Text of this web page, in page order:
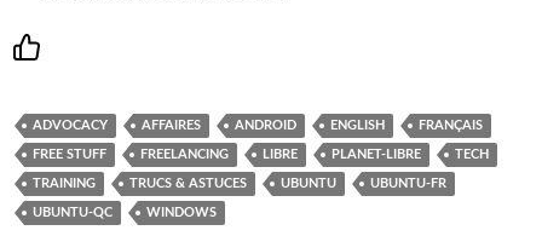
ADVOCACY AFFAIRES ANDROID ENGLISH FRANÇAIS
FREE STUFF FREELANCING LIBRE PLANET-LIBRE TECH
TRAINING TRUCS & ASTUCES UBUNTU UBUNTU-FR
UBUNTU-QC WINDOWS